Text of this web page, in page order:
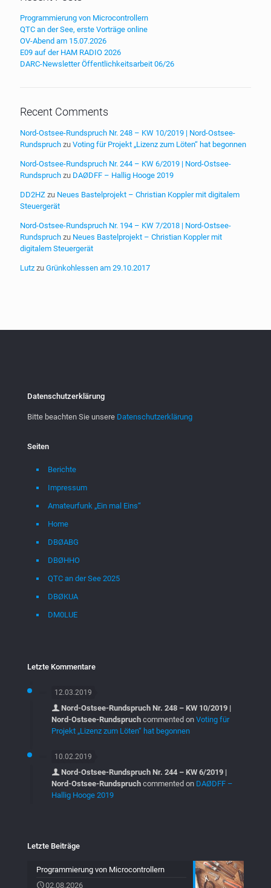
Programmierung von Microcontrollern
QTC an der See, erste Vorträge online
OV-Abend am 15.07.2026
E09 auf der HAM RADIO 2026
DARC-Newsletter Öffentlichkeitsarbeit 06/26
Recent Comments
Nord-Ostsee-Rundspruch Nr. 248 – KW 10/2019 | Nord-Ostsee-
Rundspruch zu Voting für Projekt „Lizenz zum Löten“ hat begonnen
Nord-Ostsee-Rundspruch Nr. 244 – KW 6/2019 | Nord-Ostsee-
Rundspruch zu DAØDFF – Hallig Hooge 2019
DD2HZ zu Neues Bastelprojekt – Christian Koppler mit digitalem
Steuergerät
Nord-Ostsee-Rundspruch Nr. 194 – KW 7/2018 | Nord-Ostsee-
Rundspruch zu Neues Bastelprojekt – Christian Koppler mit
digitalem Steuergerät
Lutz zu Grünkohlessen am 29.10.2017
Datenschutzerklärung
Bitte beachten Sie unsere Datenschutzerklärung
Seiten
Berichte
Impressum
Amateurfunk „Ein mal Eins“
Home
DBØABG
DBØHHO
QTC an der See 2025
DBØKUA
DM0LUE
Letzte Kommentare
12.03.2019
Nord-Ostsee-Rundspruch Nr. 248 – KW 10/2019 |
Nord-Ostsee-Rundspruch commented on Voting für
Projekt „Lizenz zum Löten“ hat begonnen
10.02.2019
Nord-Ostsee-Rundspruch Nr. 244 – KW 6/2019 |
Nord-Ostsee-Rundspruch commented on DAØDFF –
Hallig Hooge 2019
Letzte Beiträge
Programmierung von Microcontrollern
02.08.2026